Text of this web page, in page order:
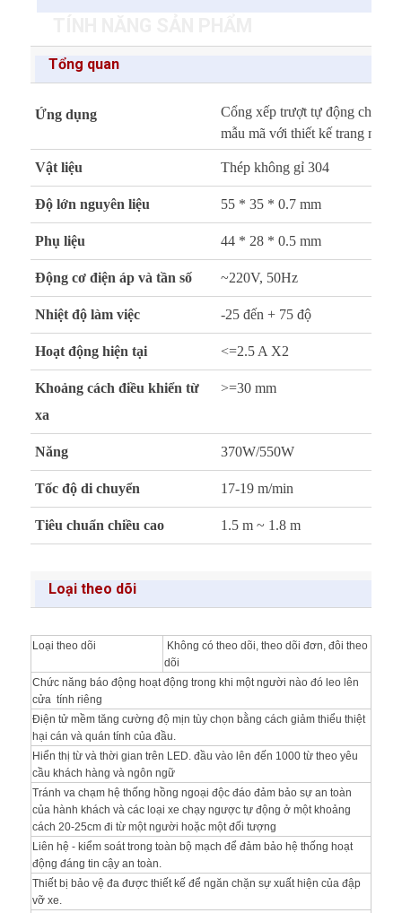
Tổng quan
Ứng dụng
Cổng xếp trượt tự động cho cơ
mẫu mã với thiết kế trang nhã
Vật liệu Thép không gỉ 304
Độ lớn nguyên liệu 55 * 35 * 0.7 mm
Phụ liệu 44 * 28 * 0.5 mm
Động cơ điện áp và tần số ~220V, 50Hz
Nhiệt độ làm việc -25 đến + 75 độ
Hoạt động hiện tại <=2.5 A X2
Khoảng cách điều khiển từ
xa
>=30 mm
Năng 370W/550W
Tốc độ di chuyển 17-19 m/min
Tiêu chuẩn chiều cao 1.5 m ~ 1.8 m
Loại theo dõi
Loại theo dõi
Không có theo dõi, theo dõi đơn, đôi theo
dõi
Chức năng báo động hoạt động trong khi một người nào đó leo lên
cửa tính riêng
Điện tử mềm tăng cường độ mịn tùy chọn bằng cách giảm thiểu thiệt
hại cán và quán tính của đầu.
Hiển thị từ và thời gian trên LED. đầu vào lên đến 1000 từ theo yêu
cầu khách hàng và ngôn ngữ
Tránh va chạm hệ thống hồng ngoại độc đáo đảm bảo sự an toàn
của hành khách và các loại xe chạy ngược tự động ở một khoảng
cách 20-25cm đi từ một người hoặc một đối tượng
Liên hệ - kiểm soát trong toàn bộ mạch để đảm bảo hệ thống hoạt
động đáng tin cậy an toàn.
Thiết bị bảo vệ đa được thiết kế để ngăn chặn sự xuất hiện của đập
vỡ xe.